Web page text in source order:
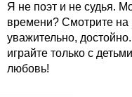
Я не поэт и не судья.
времени? Смотрите на
уважительно,
играйте только с
любовь!